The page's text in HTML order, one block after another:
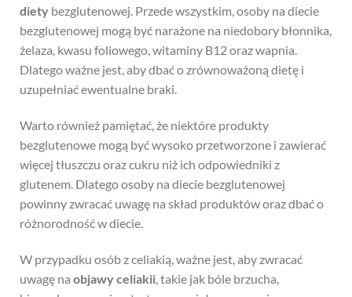
diety bezglutenowej. Przede wszystkim, osoby na diecie
bezglutenowej mogą być narażone na niedobory błonnika,
żelaza, kwasu foliowego, witaminy B12 oraz wapnia.
Dlatego ważne jest, aby dbać o zrównoważoną dietę i
uzupełniać ewentualne braki.
Warto również pamiętać, że niektóre produkty
bezglutenowe mogą być wysoko przetworzone i zawierać
więcej tłuszczu oraz cukru niż ich odpowiedniki z
glutenem. Dlatego osoby na diecie bezglutenowej
powinny zwracać uwagę na skład produktów oraz dbać o
różnorodność w diecie.
W przypadku osób z celiakią, ważne jest, aby zwracać
uwagę naobjawy celiakii , takie jak bóle brzucha,